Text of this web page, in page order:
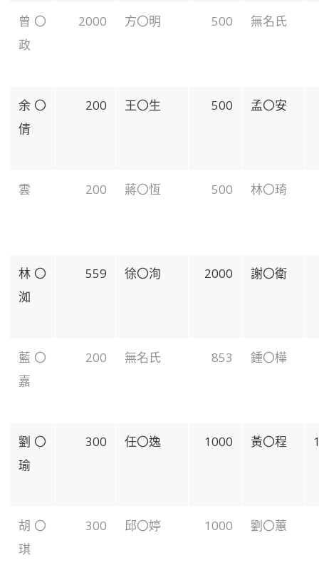
曾〇
政
2000 方〇明 500 無名氏
余〇
倩
200 王〇生 500 孟〇安
雲 200 蔣〇恆 500 林〇琦
林〇
洳
559 徐〇洵 2000 謝〇衛
藍〇
嘉
200 無名氏 853 鍾〇樺
劉〇
瑜
300 任〇逸 1000 黃〇程
胡〇
琪
300 邱〇婷 1000 劉〇蕙